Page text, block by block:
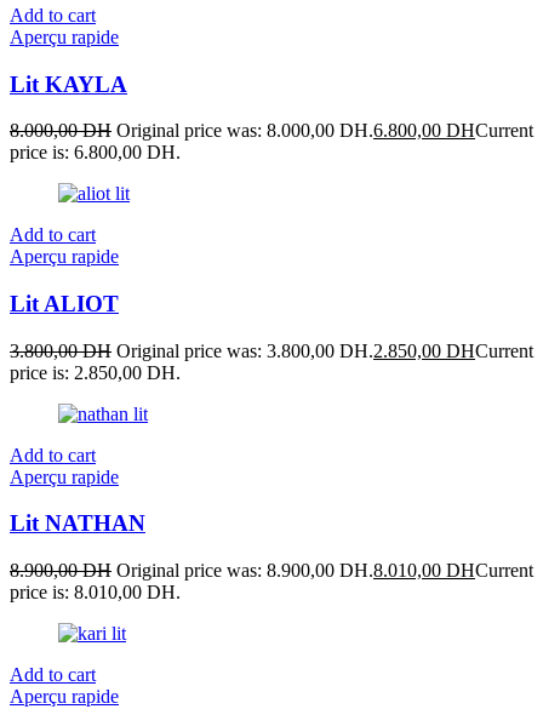
Add to cart
Aperçu rapide
Lit KAYLA
8.000,00DH Original price was: 8.000,00 DH.6.800,00 DHCurrent
price is: 6.800,00 DH.
Add to cart
Aperçu rapide
Lit ALIOT
3.800,00DH Original price was: 3.800,00 DH.2.850,00 DHCurrent
price is: 2.850,00 DH.
Add to cart
Aperçu rapide
Lit NATHAN
8.900,00DH Original price was: 8.900,00 DH.8.010,00 DHCurrent
price is: 8.010,00 DH.
Add to cart
Aperçu rapide